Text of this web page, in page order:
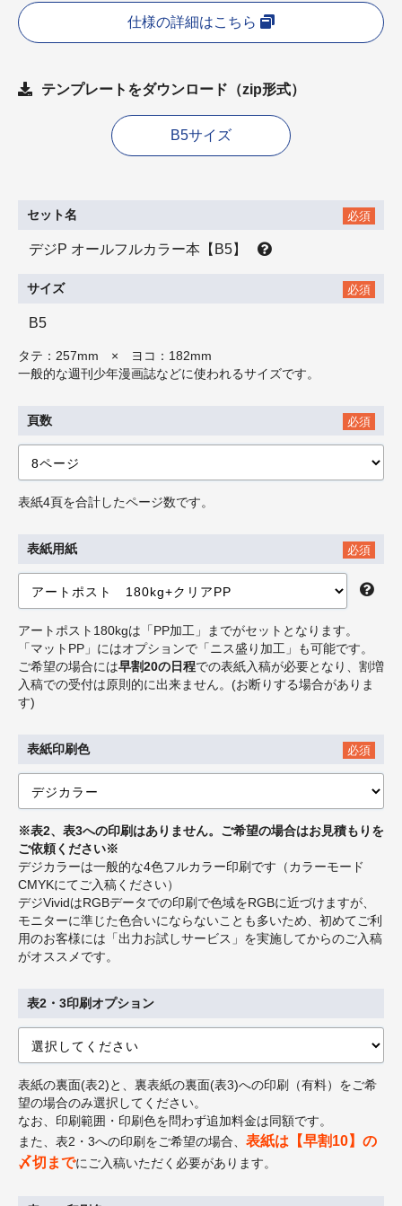
仕様の詳細はこちら
テンプレートをダウンロード（zip形式）
B5サイズ
セット名 必須
デジP オールフルカラー本【B5】
サイズ 必須
B5
タテ：257mm × ヨコ：182mm
一般的な週刊少年漫画誌などに使われるサイズです。
頁数 必須
表紙4頁を合計したページ数です。
表紙用紙 必須
アートポスト180kgは「PP加工」までがセットとなります。
「マットPP」にはオプションで「ニス盛り加工」も可能です。
ご希望の場合には早割20の日程での表紙入稿が必要となり、割増
入稿での受付は原則的に出来ません。(お断りする場合がありま
す)
表紙印刷色 必須
※表2、表3への印刷はありません。ご希望の場合はお見積もりを
ご依頼ください※
デジカラーは一般的な4色フルカラー印刷です（カラーモード
CMYKにてご入稿ください）
デジVividはRGBデータでの印刷で色域をRGBに近づけますが、
モニターに準じた色合いにならないことも多いため、初めてご利
用のお客様には「出力お試しサービス」を実施してからのご入稿
がオススメです。
表2・3印刷オプション
表紙の裏面(表2)と、裏表紙の裏面(表3)への印刷（有料）をご希
望の場合のみ選択してください。
なお、印刷範囲・印刷色を問わず追加料金は同額です。
また、表2・3への印刷をご希望の場合、 表紙は【早割10】の
〆切までにご入稿いただく必要があります。